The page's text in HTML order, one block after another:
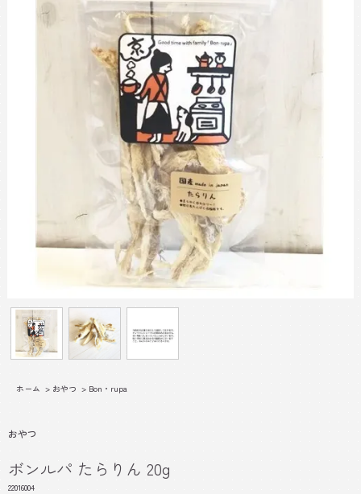
ホーム > おやつ > Bon・rupa
おやつ
ボンルパ たらりん 20g
22016004